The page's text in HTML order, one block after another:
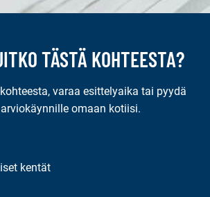
TÄSTÄ KOHTEESTA?
varaa esittelyaika tai pyydä
omaan kotiisi.
kentät